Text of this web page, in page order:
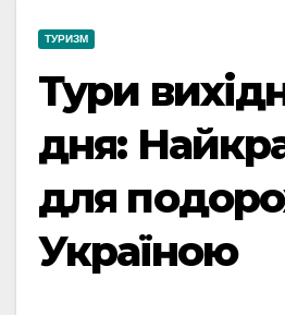
ТУРИЗМ
Тури
дня:
для
Україною